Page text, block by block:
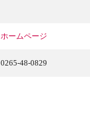
ホームページ
0265-48-0829